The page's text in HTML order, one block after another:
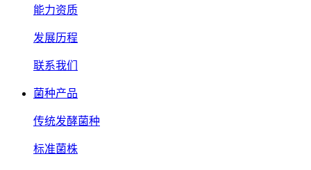
能力资质
发展历程
联系我们
菌种产品
传统发酵菌种
标准菌株